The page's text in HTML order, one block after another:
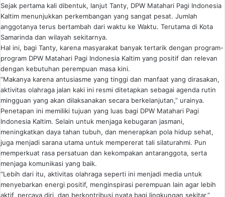
Sejak pertama kali dibentuk, lanjut Tanty, DPW Matahari Pagi Indonesia
Kaltim menunjukkan perkembangan yang sangat pesat. Jumlah
anggotanya terus bertambah dari waktu ke Waktu. Terutama di Kota
Samarinda dan wilayah sekitarnya.
Hal ini, bagi Tanty, karena masyarakat banyak tertarik dengan program-
program DPW Matahari Pagi Indonesia Kaltim yang positif dan relevan
dengan kebutuhan perempuan masa kini.
“Makanya karena antusiasme yang tinggi dan manfaat yang dirasakan,
aktivitas olahraga jalan kaki ini resmi ditetapkan sebagai agenda rutin
mingguan yang akan dilaksanakan secara berkelanjutan,” urainya.
Penetapan ini memiliki tujuan yang luas bagi DPW Matahari Pagi
Indonesia Kaltim. Selain untuk menjaga kebugaran jasmani,
meningkatkan daya tahan tubuh, dan menerapkan pola hidup sehat,
juga menjadi sarana utama untuk mempererat tali silaturahmi. Pun
memperkuat rasa persatuan dan kekompakan antaranggota, serta
menjaga komunikasi yang baik.
“Lebih dari itu, aktivitas olahraga seperti ini menjadi media untuk
menyebarkan energi positif, menginspirasi perempuan lain agar lebih
aktif, percaya diri, dan berkontribusi nyata bagi lingkungan sekitar,”